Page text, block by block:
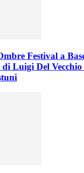
Festival a
Luigi Del